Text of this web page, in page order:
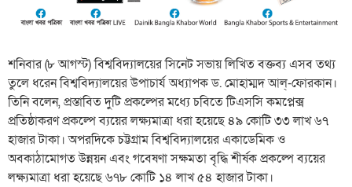
শনিবার (৮ আগস্ট) বিশ্ববিদ্যালয়ের সিনেট সভায় লিখিত বক্তব্য এসব তথ্য
তুলে ধরেন বিশ্ববিদ্যালয়ের উপাচার্য অধ্যাপক ড. মোহাম্মদ আল্-ফোরকান।
তিনি বলেন, প্রস্তাবিত দুটি প্রকল্পের মধ্যে চবিতে টিএসসি কমপ্লেক্স
প্রতিষ্ঠাকরণ প্রকল্পে ব্যয়ের লক্ষ্যমাত্রা ধরা হয়েছে ৪৯ কোটি ৩৩ লাখ ৬৭
হাজার টাকা। অপরদিকে চট্টগ্রাম বিশ্ববিদ্যালয়ের একাডেমিক ও
অবকাঠামোগত উন্নয়ন এবং গবেষণা সক্ষমতা বৃদ্ধি শীর্ষক প্রকল্পে ব্যয়ের
লক্ষ্যমাত্রা ধরা হয়েছে ৬৭৮ কোটি ১৪ লাখ ৫৪ হাজার টাকা।